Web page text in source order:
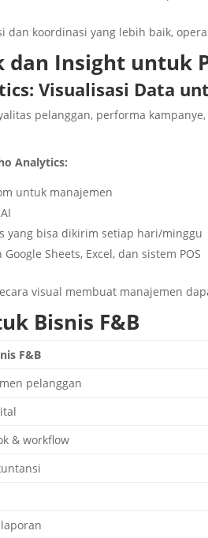
dan koordinasi yang lebih baik,
dan Insight untuk
Visualisasi Data
pelanggan, performa
Analytics:
untuk manajemen
yang bisa dikirim setiap hari/minggu
Sheets, Excel, dan sistem POS
visual membuat manajemen
Bisnis F&B
F&B
pelanggan
& workflow